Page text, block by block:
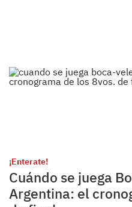
¡Enterate!
Cuándo se juega
Argentina: el